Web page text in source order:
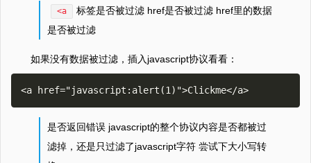
<a
标签是否被过滤 href是否被过滤 href里的数据
是否被过滤
如果没有数据被过滤，插入javascript协议看看：
是否返回错误 javascript的整个协议内容是否都被过
滤掉，还是只过滤了javascript字符 尝试下大小写转